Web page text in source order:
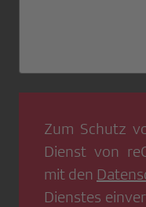
Zum Schutz
Dienst von
mit den
Dienstes